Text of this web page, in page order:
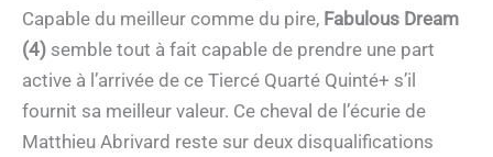
Capable du meilleur comme du pire, Fabulous Dream
(4) semble tout à fait capable de prendre une part
active à l’arrivée de ce Tiercé Quarté Quinté+ s’il
fournit sa meilleur valeur. Ce cheval de l’écurie de
Matthieu Abrivard reste sur deux disqualifications